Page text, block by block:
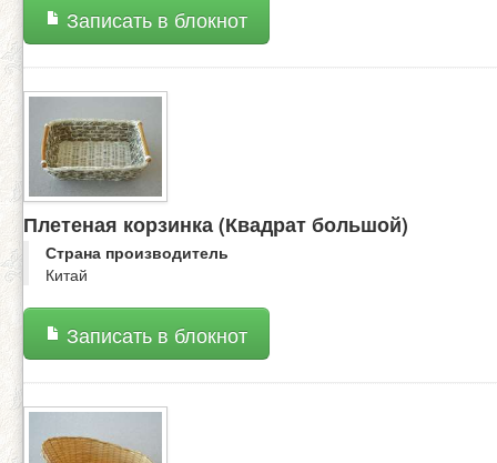
Записать в блокнот
Плетеная корзинка (Квадрат большой)
Страна производитель
Китай
Записать в блокнот